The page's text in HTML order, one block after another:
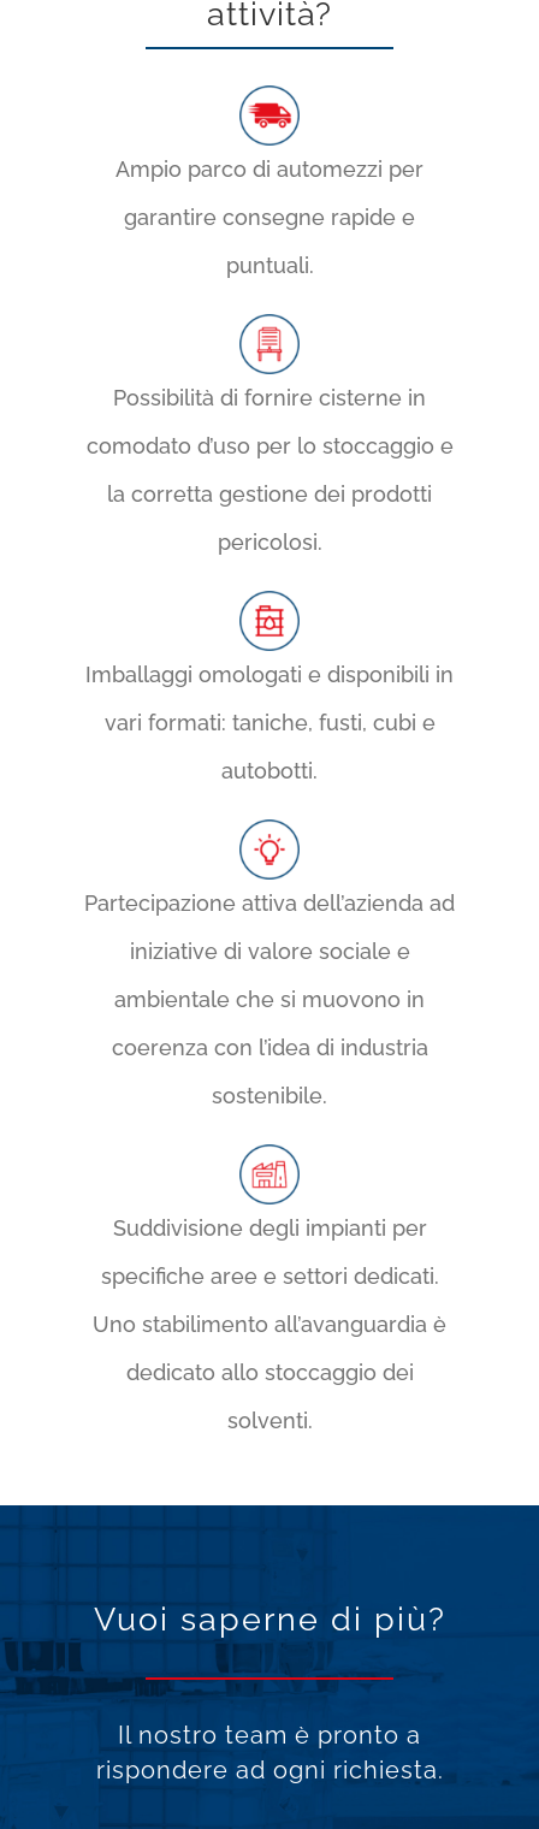
attività?
Ampio parco di automezzi per
garantire consegne rapide e
puntuali.
Possibilità di fornire cisterne in
comodato d’uso per lo stoccaggio e
la corretta gestione dei prodotti
pericolosi.
Imballaggi omologati e disponibili in
vari formati: taniche, fusti, cubi e
autobotti.
Partecipazione attiva dell’azienda ad
iniziative di valore sociale e
ambientale che si muovono in
coerenza con l’idea di industria
sostenibile.
Suddivisione degli impianti per
specifiche aree e settori dedicati.
Uno stabilimento all’avanguardia è
dedicato allo stoccaggio dei
solventi.
Vuoi saperne di più?
Il nostro team è pronto a
rispondere ad ogni richiesta.